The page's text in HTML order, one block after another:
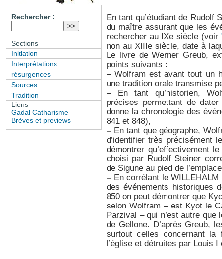
Rechercher :
Sections
Initiation
Interprétations
résurgences
Sources
Tradition
Liens
Gadal Catharisme
Brèves et previews
En tant qu’étudiant de Rudolf
du maître assurant que les
rechercher au IXe siècle (voir
non au XIIIe siècle, date à
Le livre de Werner Greub,
points suivants :
–Wolfram est avant tout un
une tradition orale transmise
–En tant qu’historien,
précises permettant de
donne la chronologie des
841 et 848),
–En tant que géographe,
d’identifier très précisément
démontrer qu’effectivement
choisi par Rudolf Steiner
de Sigune au pied de
–En corrélant le WILLEHALM
des événements historiques
850 on peut démontrer que
selon Wolfram – est Kyot le
Parzival – qui n’est autre que
de Gellone. D’après Greub,
surtout celles concernant
l’église et détruites par Louis